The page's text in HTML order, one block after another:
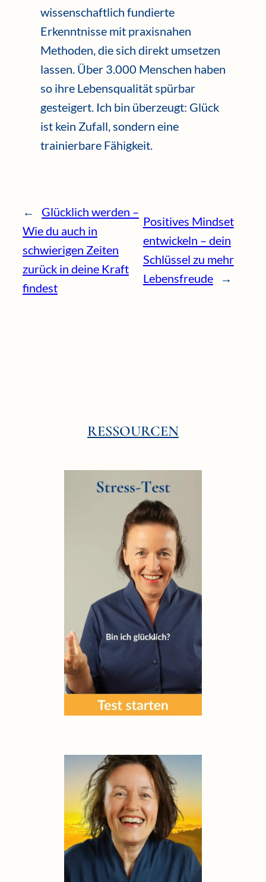
wissenschaftlich fundierte
Erkenntnisse mit praxisnahen
Methoden, die sich direkt umsetzen
lassen. Über 3.000 Menschen haben
so ihre Lebensqualität spürbar
gesteigert. Ich bin überzeugt: Glück
ist kein Zufall, sondern eine
trainierbare Fähigkeit.
←
Glücklich werden –
Wie du auch in
schwierigen Zeiten
zurück in deine Kraft
findest
Positives Mindset
entwickeln – dein
Schlüssel zu mehr
Lebensfreude
→
RESSOURCEN